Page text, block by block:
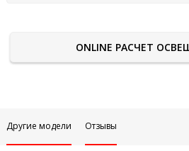
ONLINE РАСЧЕТ
Другие модели Отзывы